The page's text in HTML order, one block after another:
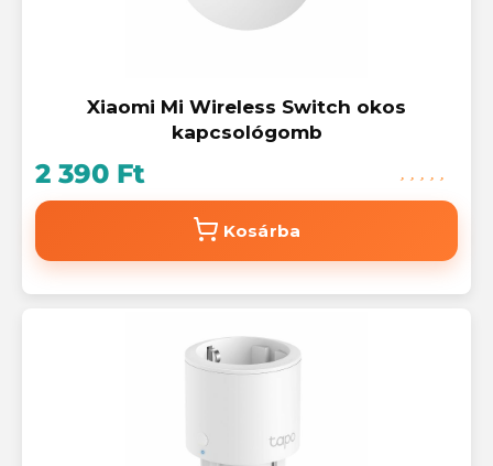
Xiaomi Mi Wireless Switch okos
kapcsológomb
2 390 Ft
Kosárba